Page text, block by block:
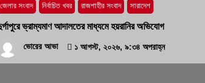
জেলার সংবাদ নির্বাচিত খবর রাজশাহীর সংবাদ সারাদেশ
ভ্রাম্যমাণ আদালতের মাধ্যমে হয়রানির অভিযোগ
ভোরের আভা ১ আগস্ট, ২০২৬, ৯:৩৪ অপরাহ্ন